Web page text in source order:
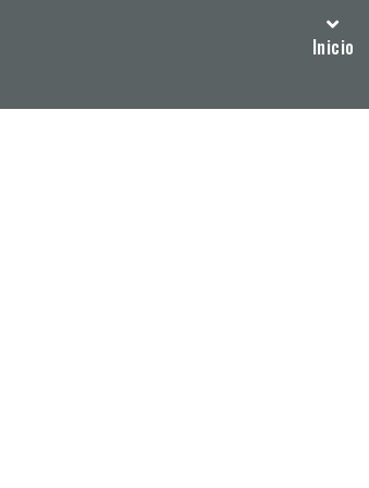
Inicio